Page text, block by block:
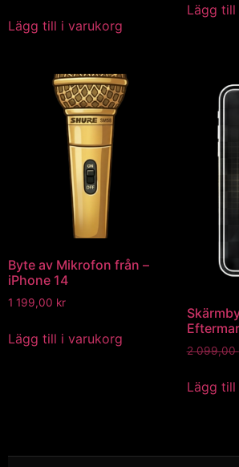
Lägg till i varukorg
Lägg
Byte av Mikrofon från –
iPhone 14
1 199,00 kr
Lägg till i varukorg
2 099,00
Lägg